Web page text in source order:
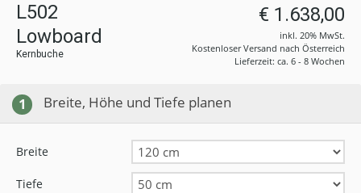
L502
Lowboard
Kernbuche
€ 1.638,00
inkl. 20% MwSt.
Kostenloser Versand nach Österreich
Lieferzeit: ca. 6 - 8 Wochen
1 Breite, Höhe und Tiefe planen
Breite
Tiefe